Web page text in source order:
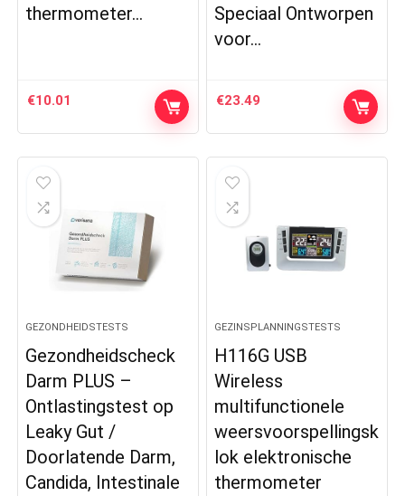
thermometer…
€10.01
Speciaal Ontworpen
voor…
€23.49
GEZONDHEIDSTESTS
Gezondheidscheck
Darm PLUS –
Ontlastingstest op
Leaky Gut /
Doorlatende Darm,
Candida, Intestinale
GEZINSPLANNINGSTESTS
H116G USB
Wireless
multifunctionele
weersvoorspellingsk
lok elektronische
thermometer